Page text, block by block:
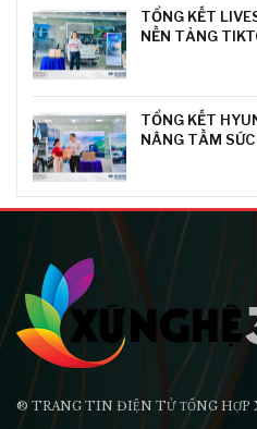
TỔNG KẾT
NỀN TẢNG
TỔNG KẾT
NÂNG TẦM
® TRANG TIN ĐIỆN TỬ ТỔNG HỢP